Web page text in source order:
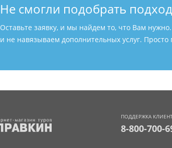
Не смогли подобрать
Оставьте заявку, и мы найдем то, что Вам
и не навязываем дополнительных услуг. Просто
ПОДДЕРЖКА
8-800-700-